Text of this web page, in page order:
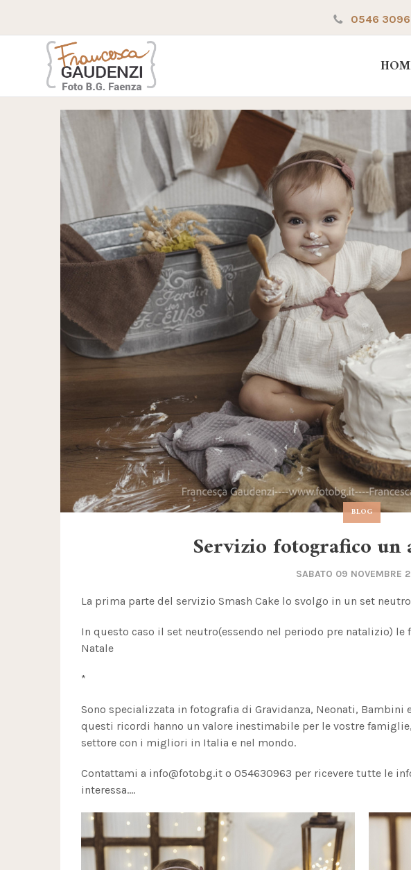
0546
BLOG
Servizio fotografico un
SABATO 09 NOVEMBRE
La prima parte del servizio Smash Cake lo svolgo in un set
In questo caso il set neutro(essendo nel periodo pre natalizio)
Natale
*
Sono specializzata in fotografia di Gravidanza, Neonati, Bambini
questi ricordi hanno un valore inestimabile per le vostre
settore con i migliori in Italia e nel mondo.
Contattami a info@fotobg.it o 054630963 per ricevere tutte le
interessa....